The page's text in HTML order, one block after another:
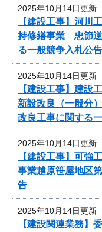
2025年10月14日更新
【建設工事】河
持修繕事業 忠節
る一般競争入札公告
2025年10月14日更新
【建設工事】建設
新設改良（一般分
改良工事に関する
2025年10月14日更新
【建設工事】可強
事業越原笹屋地区
告
2025年10月14日更新
【建設関連業務